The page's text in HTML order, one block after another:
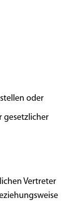
oder
gesetzlicher
Vertreter